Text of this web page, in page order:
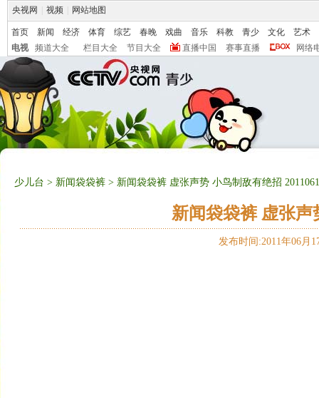
央视网 视频 网站地图
首页 新闻 经济 体育 综艺 春晚 戏曲 音乐 科教 青少 文化
艺术
电视
频道大全 栏目大全 节目大全 直播中国 赛事直播 网络
少儿台 > 新闻袋袋裤 > 新闻袋袋裤 虚张声势 小鸟制敌有绝招
新闻袋袋裤 虚张声
发布时间:2011年06月